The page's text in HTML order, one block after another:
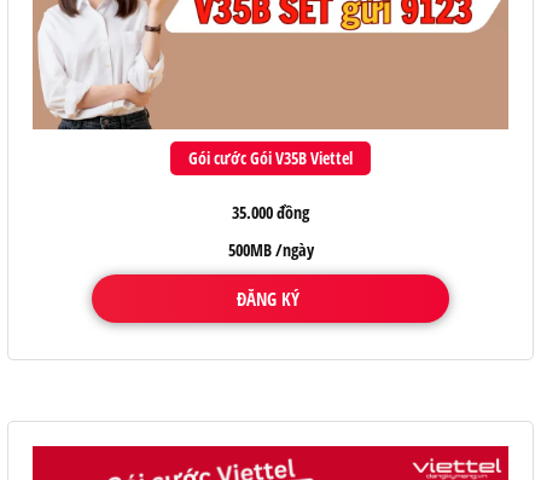
Gói cước Gói V35B Viettel
35.000 đồng
500MB /ngày
ĐĂNG KÝ